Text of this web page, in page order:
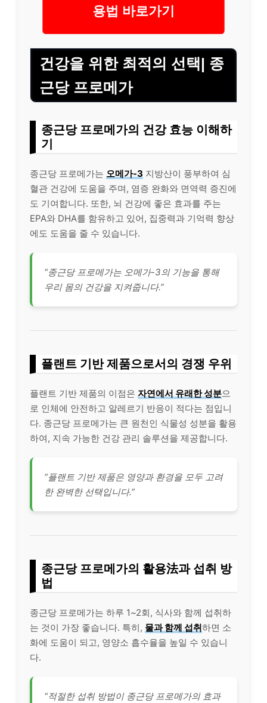
용법 바로가기
건강을 위한 최적의 선택| 종
근당 프로메가
종근당 프로메가의 건강 효능 이해하
기
종근당 프로메가는 오메가-3 지방산이 풍부하여 심
혈관 건강에 도움을 주며, 염증 완화와 면역력 증진에
도 기여합니다. 또한, 뇌 건강에 좋은 효과를 주는
EPA와 DHA를 함유하고 있어, 집중력과 기억력 향상
에도 도움을 줄 수 있습니다.
“종근당 프로메가는 오메가-3의 기능을 통해
우리 몸의 건강을 지켜줍니다.”
플랜트 기반 제품으로서의 경쟁 우위
플랜트 기반 제품의 이점은 자연에서 유래한 성분으
로 인체에 안전하고 알레르기 반응이 적다는 점입니
다. 종근당 프로메가는 큰 원천인 식물성 성분을 활용
하여, 지속 가능한 건강 관리 솔루션을 제공합니다.
“플랜트 기반 제품은 영양과 환경을 모두 고려
한 완벽한 선택입니다.”
종근당 프로메가의 활용法과 섭취 방
법
종근당 프로메가는 하루 1~2회, 식사와 함께 섭취하
는 것이 가장 좋습니다. 특히, 물과 함께 섭취하면 소
화에 도움이 되고, 영양소 흡수율을 높일 수 있습니
다.
“적절한 섭취 방법이 종근당 프로메가의 효과